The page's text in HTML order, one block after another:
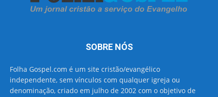
SOBRE NÓS
Folha Gospel.com é um site cristão/evangélico
independente, sem vínculos com qualquer igreja ou
denominação, criado em julho de 2002 com o objetivo de